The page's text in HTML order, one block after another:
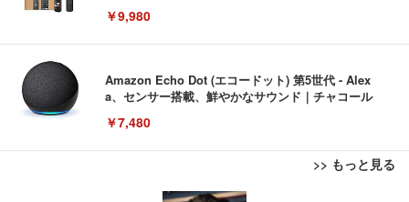
￥9,980
Amazon Echo Dot (エコードット) 第5世代 - Alex
a、センサー搭載、鮮やかなサウンド｜チャコール
￥7,480
>> もっと見る